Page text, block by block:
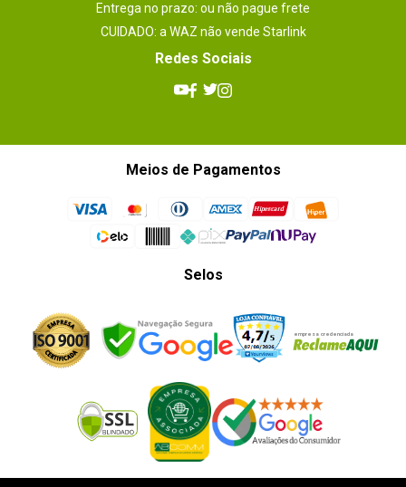
Entrega no prazo: ou não pague frete
CUIDADO: a WAZ não vende Starlink
Redes Sociais
Meios de Pagamentos
Selos